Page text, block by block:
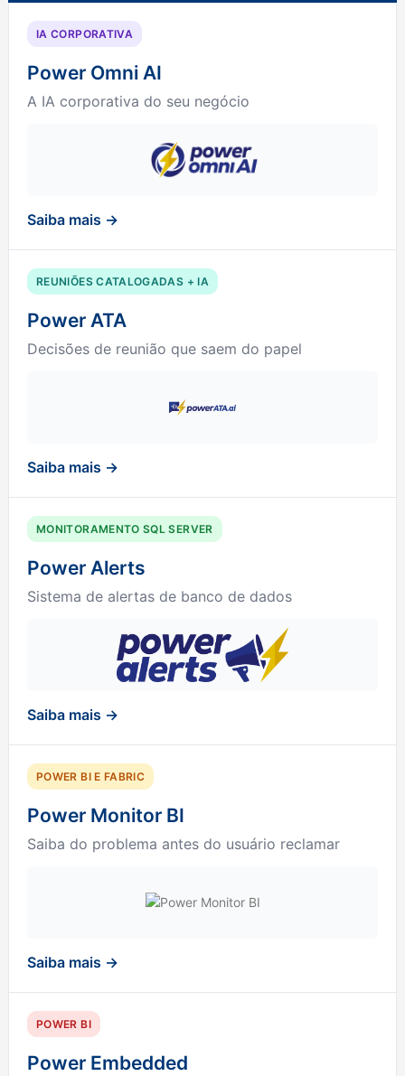
IA CORPORATIVA
Power Omni AI
A IA corporativa do seu negócio
Saiba mais →
REUNIÕES CATALOGADAS + IA
Power ATA
Decisões de reunião que saem do papel
Saiba mais →
MONITORAMENTO SQL SERVER
Power Alerts
Sistema de alertas de banco de dados
Saiba mais →
POWER BI E FABRIC
Power Monitor BI
Saiba do problema antes do usuário reclamar
Saiba mais →
POWER BI
Power Embedded